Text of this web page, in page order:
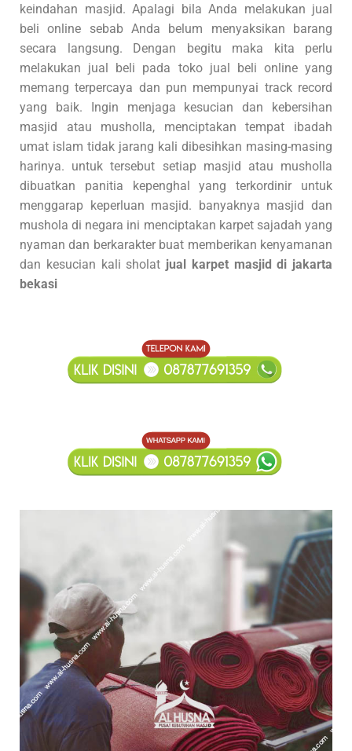
keindahan masjid. Apalagi bila Anda melakukan jual
beli online sebab Anda belum menyaksikan barang
secara langsung. Dengan begitu maka kita perlu
melakukan jual beli pada toko jual beli online yang
memang terpercaya dan pun mempunyai track record
yang baik. Ingin menjaga kesucian dan kebersihan
masjid atau musholla, menciptakan tempat ibadah
umat islam tidak jarang kali dibesihkan masing-masing
harinya. untuk tersebut setiap masjid atau musholla
dibuatkan panitia kepenghal yang terkordinir untuk
menggarap keperluan masjid. banyaknya masjid dan
mushola di negara ini menciptakan karpet sajadah yang
nyaman dan berkarakter buat memberikan kenyamanan
dan kesucian kali sholat jual karpet masjid di jakarta
bekasi